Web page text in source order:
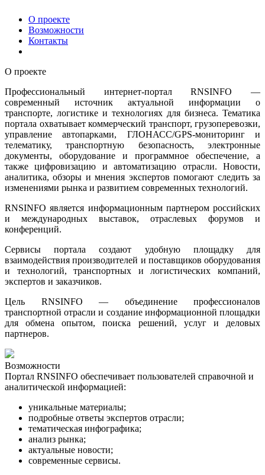
О проекте
Возможности
Контакты
О проекте
Профессиональный интернет-портал RNSINFO —
современный источник актуальной информации о
транспорте, логистике и технологиях для бизнеса. Тематика
портала охватывает коммерческий транспорт, грузоперевозки,
управление автопарками, ГЛОНАСС/GPS-мониторинг и
телематику, транспортную безопасность, электронные
документы, оборудование и программное обеспечение, а
также цифровизацию и автоматизацию отрасли. Новости,
аналитика, обзоры и мнения экспертов помогают следить за
изменениями рынка и развитием современных технологий.
RNSINFO является информационным партнером российских
и международных выставок, отраслевых форумов и
конференций.
Сервисы портала создают удобную площадку для
взаимодействия производителей и поставщиков оборудования
и технологий, транспортных и логистических компаний,
экспертов и заказчиков.
Цель RNSINFO — объединение профессионалов
транспортной отрасли и создание информационной площадки
для обмена опытом, поиска решений, услуг и деловых
партнеров.
Возможности
Портал RNSINFO обеспечивает пользователей справочной и
аналитической информацией:
уникальные материалы;
подробные ответы экспертов отрасли;
тематическая инфографика;
анализ рынка;
актуальные новости;
современные сервисы.